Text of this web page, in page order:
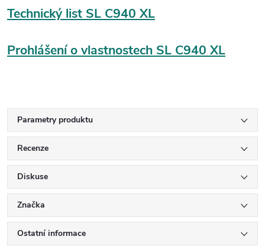
Technický list SL C940 XL
Prohlášení o vlastnostech SL C940 XL
Parametry produktu
Recenze
Diskuse
Značka
Ostatní informace